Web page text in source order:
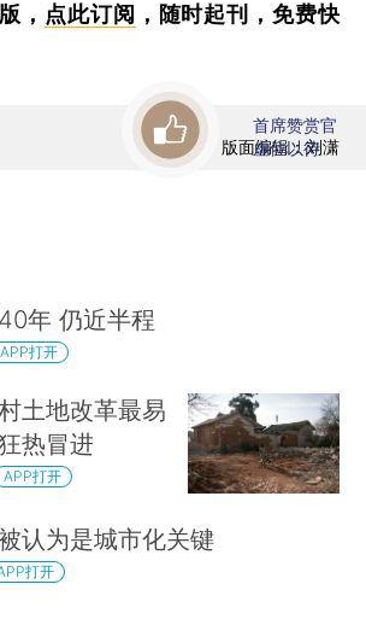
， 点此订阅 ，随时起刊，免费快
版面编辑：刘潇
首席赞赏官
虚位以待
年 仍近半程
APP打开
土地改革最易
热冒进
APP打开
认为是城市化关键
打开